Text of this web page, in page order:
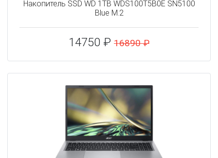
Накопитель SSD WD 1TB WDS100T5B0E SN5100
Blue M.2
14750 ₽ 16890 ₽